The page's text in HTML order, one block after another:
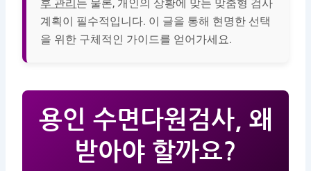
후 관리 는 물론, 개인의 상황에 맞는 맞춤형 검사
계획이 필수적입니다. 이 글을 통해 현명한 선택
을 위한 구체적인 가이드를 얻어가세요.
용인 수면다원검사, 왜
받아야 할까요?